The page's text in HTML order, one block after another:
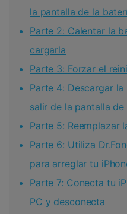
la pantalla de la
Parte 2: Calentar la
cargarla
Parte 3: Forzar el
Parte 4: Descargar
salir de la pantalla de
Parte 5: Reemplazar
Parte 6: Utiliza
para arreglar tu
Parte 7: Conecta tu
PC y desconecta